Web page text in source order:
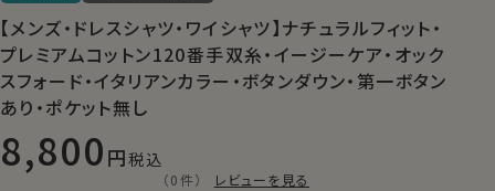
【メンズ・ドレスシャツ・ワイシャツ】ナチュラルフィット・
プレミアムコットン120番手双糸・イージーケア・オック
スフォード・イタリアンカラー・ボタンダウン・第一ボタン
あり・ポケット無し
8,800 税込
（0件） レビューを見る